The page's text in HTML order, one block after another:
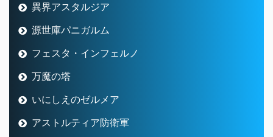
異界アスタルジア
源世庫パニガルム
フェスタ・インフェルノ
万魔の塔
いにしえのゼルメア
アストルティア防衛軍